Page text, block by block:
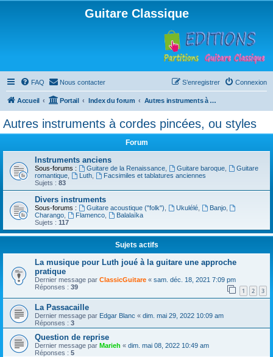
Guitare Classique
FAQ Nous contacter Connexion
S’enregistrer
Accueil Portail Index du forum Autres instruments à cordes pincées, ou styles
Autres instruments à cordes pincées, ou styles
Forum
Instruments anciens
Sous-forums : Guitare de la Renaissance, Guitare baroque,
Guitare
romantique
Luth,
Facsimiles et tablatures anciennes
Sujets : 83
Divers instruments
Sous-forums : Guitare acoustique ("folk") Ukulélé, Banjo,
Charango
Flamenco,
Balalaïka
Sujets : 117
Sujets actifs
La musique pour Luth joué à la guitare une approche
pratique
Dernier message par ClassicGuitare « sam. déc. 18, 2021 7:09 pm
Réponses : 39 1 2 3
La Passacaille
Dernier message par Edgar Blanc « dim. mai 29, 2022 10:09 am
Réponses : 3
Question de reprise
Dernier message par Marieh « dim. mai 08, 2022 10:49 am
Réponses : 5